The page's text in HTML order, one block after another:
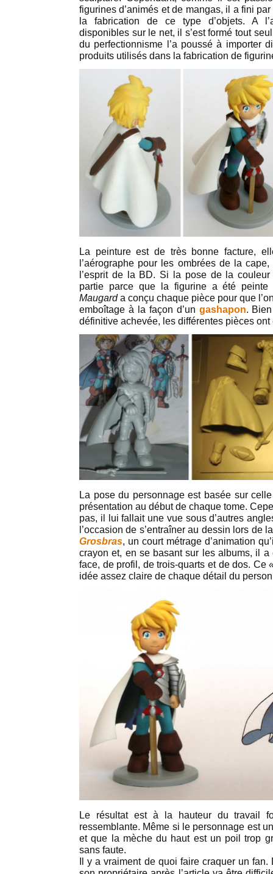
figurines d’animés et de mangas, il a fini
la fabrication de ce type d’objets. A
disponibles sur le net, il s’est formé tout
du perfectionnisme l’a poussé à importer
produits utilisés dans la fabrication de
La peinture est de très bonne facture,
l’aérographe pour les ombrées de la
l’esprit de la BD. Si la pose de la
partie parce que la figurine a été peinte
Maugarda conçu chaque pièce pour que
emboîtage à la façon d’un gashapon.
définitive achevée, les différentes pièces ont
La pose du personnage est basée sur
présentation au début de chaque tome.
pas, il lui fallait une vue sous d’autres
l’occasion de s’entraîner au dessin lors de
Grosbras, un court métrage d’animation
crayon et, en se basant sur les albums, il
face, de profil, de trois-quarts et de dos. Ce
idée assez claire de chaque détail du
Le résultat est à la hauteur du travail
ressemblante. Même si le personnage est
et que la mèche du haut est un poil trop
sans faute.
Il y a vraiment de quoi faire craquer un